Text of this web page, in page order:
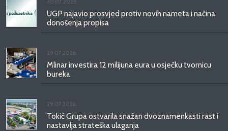
30.07.2026.
UGP najavio prosvjed protiv novih nameta i načina
donošenja propisa
29.07.2026.
Mlinar investira 12 milijuna eura u osječku tvornicu
bureka
29.07.2026.
Tokić Grupa ostvarila snažan dvoznamenkasti rast i
nastavlja strateška ulaganja